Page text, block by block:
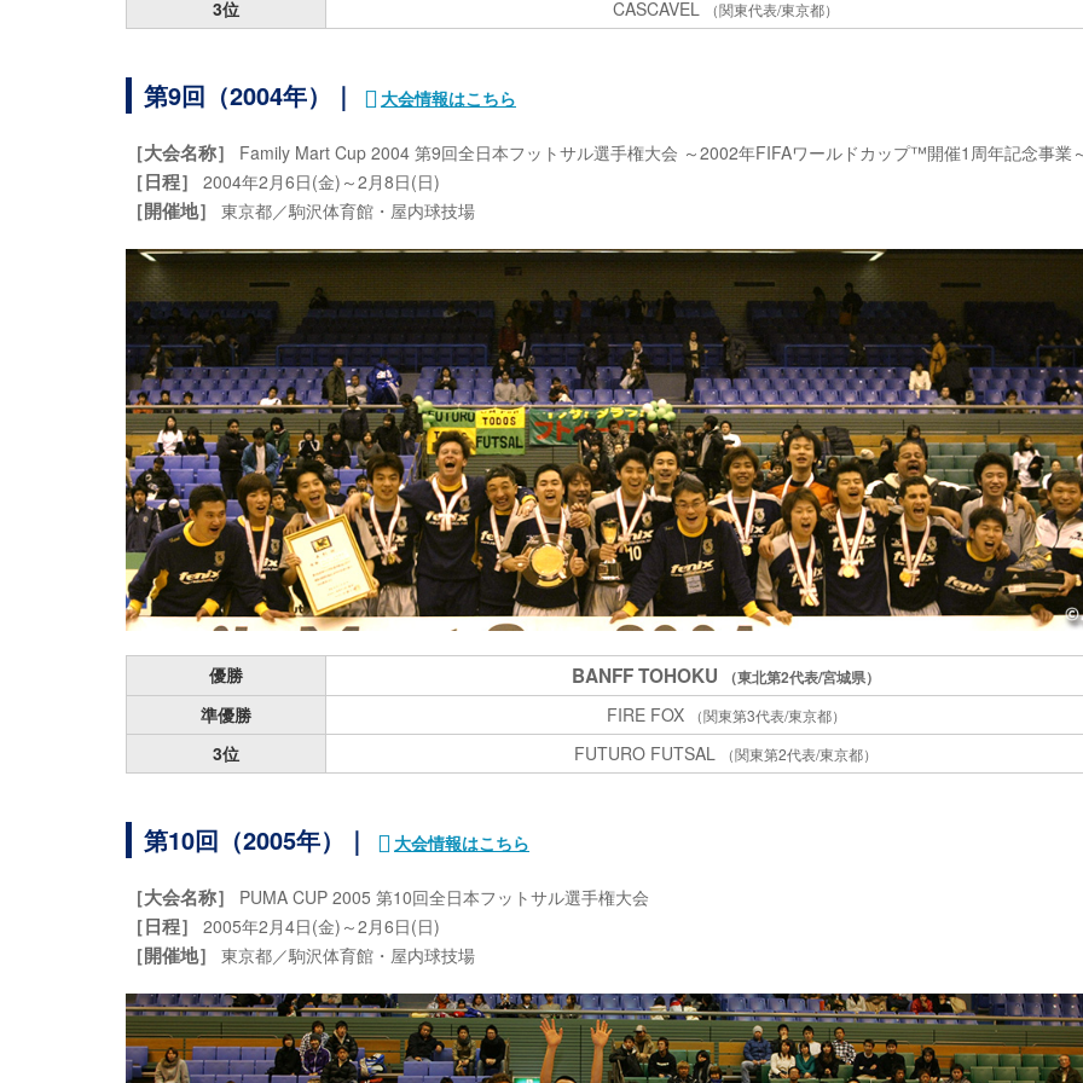
3位 CASCAVEL （関東代表/東京都）
第9回（2004年）｜ 大会情報はこちら
［大会名称］ Family Mart Cup 2004 第9回全日本フットサル選手権大会 ～2002年FIFAワールドカップ™開催1周年記念事業
［日程］ 2004年2月6日(金)～2月8日(日)
［開催地］ 東京都／駒沢体育館・屋内球技場
優勝 BANFF TOHOKU （東北第2代表/宮城県）
準優勝 FIRE FOX （関東第3代表/東京都）
3位 FUTURO FUTSAL （関東第2代表/東京都）
第10回（2005年）｜ 大会情報はこちら
［大会名称］ PUMA CUP 2005 第10回全日本フットサル選手権大会
［日程］ 2005年2月4日(金)～2月6日(日)
［開催地］ 東京都／駒沢体育館・屋内球技場